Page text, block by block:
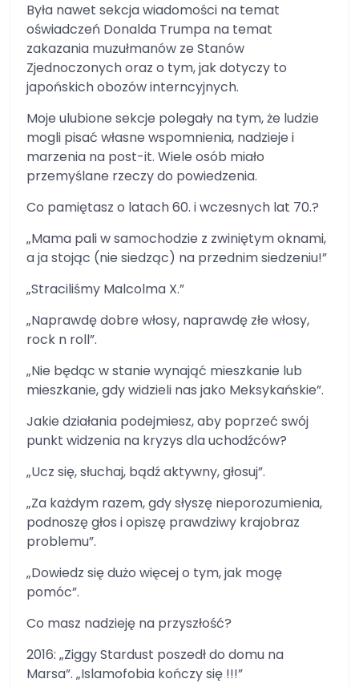
Była nawet sekcja wiadomości na temat
oświadczeń Donalda Trumpa na temat
zakazania muzułmanów ze Stanów
Zjednoczonych oraz o tym, jak dotyczy to
japońskich obozów interncyjnych.
Moje ulubione sekcje polegały na tym, że ludzie
mogli pisać własne wspomnienia, nadzieje i
marzenia na post-it. Wiele osób miało
przemyślane rzeczy do powiedzenia.
Co pamiętasz o latach 60. i wczesnych lat 70.?
„Mama pali w samochodzie z zwiniętym oknami,
a ja stojąc (nie siedząc) na przednim siedzeniu!”
„Straciliśmy Malcolma X.”
„Naprawdę dobre włosy, naprawdę złe włosy,
rock n roll”.
„Nie będąc w stanie wynająć mieszkanie lub
mieszkanie, gdy widzieli nas jako Meksykańskie”.
Jakie działania podejmiesz, aby poprzeć swój
punkt widzenia na kryzys dla uchodźców?
„Ucz się, słuchaj, bądź aktywny, głosuj”.
„Za każdym razem, gdy słyszę nieporozumienia,
podnoszę głos i opiszę prawdziwy krajobraz
problemu”.
„Dowiedz się dużo więcej o tym, jak mogę
pomóc”.
Co masz nadzieję na przyszłość?
2016: „Ziggy Stardust poszedł do domu na
Marsa”. „Islamofobia kończy się !!!”